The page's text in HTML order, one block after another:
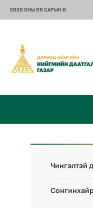
2026 ОНЫ 08 САРЫН 8
Чингэлтэй